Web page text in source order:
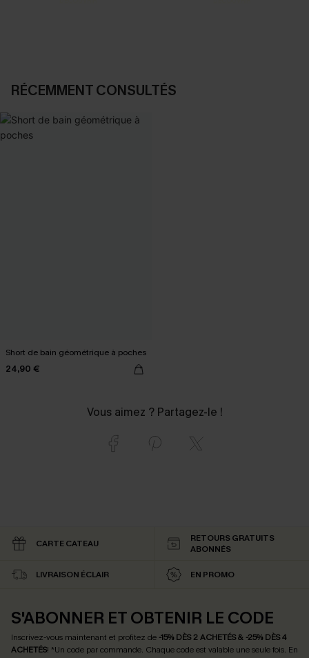
RÉCEMMENT CONSULTÉS
Short de bain géométrique à poches
24,90 €
Vous aimez ? Partagez-le !
CARTE CATEAU
RETOURS GRATUITS
ABONNÉS
LIVRAISON ÉCLAIR EN PROMO
S'ABONNER ET OBTENIR LE CODE
Inscrivez-vous maintenant et profitez de -15% DÈS 2 ACHETÉS & -25% DÈS 4
ACHETÉS! *Un code par commande. Chaque code est valable une seule fois. En